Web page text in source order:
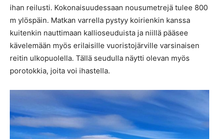
ihan reilusti. Kokonaisuudessaan nousumetrejä tulee 800
m ylöspäin. Matkan varrella pystyy koirienkin kanssa
kuitenkin nauttimaan kallioseuduista ja niillä pääsee
kävelemään myös erilaisille vuoristojärville varsinaisen
reitin ulkopuolella. Tällä seudulla näytti olevan myös
porotokkia, joita voi ihastella.